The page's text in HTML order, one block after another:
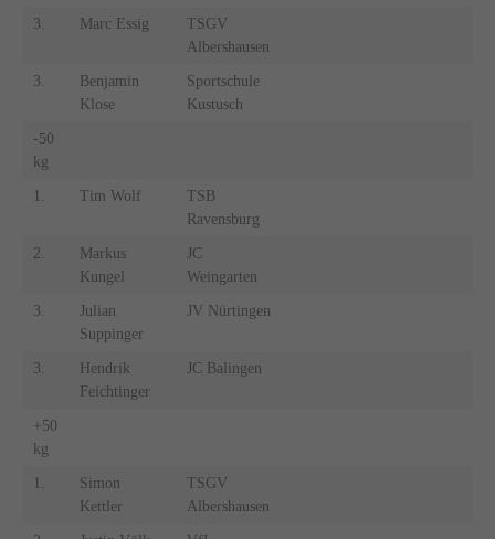
3. Marc Essig
TSGV
Albershausen
3.
Benjamin
Klose
Sportschule
Kustusch
-50
kg
1. Tim Wolf
TSB
Ravensburg
2.
Markus
Kungel
JC
Weingarten
3.
Julian
Suppinger
JV Nürtingen
3.
Hendrik
Feichtinger
JC Balingen
+50
kg
1.
Simon
Kettler
TSGV
Albershausen